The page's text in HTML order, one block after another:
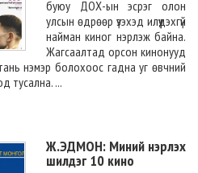
буюу ДОХ-ын эсрэг олон
улсын өдрөөр үзэхэд илүүдэхгүй
найман киног нэрлэж байна.
Жагсаалтад орсон кинонууд
нэмэр болохоос гадна уг өвчний
тусална. ...
Ж.ЭДМОН: Миний нэрлэх
шилдэг 10 кино